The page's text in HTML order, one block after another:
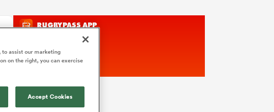
assist our marketing
on the right, you can exercise
Accept Cookies